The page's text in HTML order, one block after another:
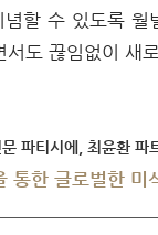
할 수 있도록 월
서도 끊임없이 새
파티시에, 최윤환 파
통한 글로벌한 미